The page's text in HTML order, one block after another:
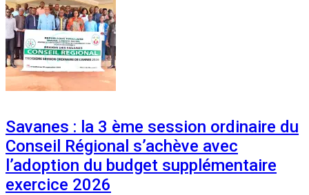
Savanes : la 3 ème session ordinaire du
Conseil Régional s’achève avec
l’adoption du budget supplémentaire
exercice 2026